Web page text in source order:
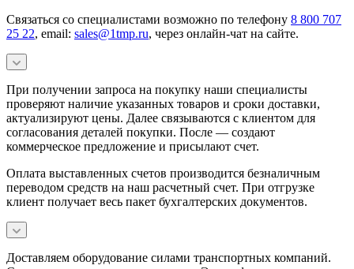
Связаться со специалистами возможно по телефону 8 800 707
25 22, email: sales@1tmp.ru, через онлайн-чат на сайте.
При получении запроса на покупку наши специалисты
проверяют наличие указанных товаров и сроки доставки,
актуализируют цены. Далее связываются с клиентом для
согласования деталей покупки. После — создают
коммерческое предложение и присылают счет.
Оплата выставленных счетов производится безналичным
переводом средств на наш расчетный счет. При отгрузке
клиент получает весь пакет бухгалтерских документов.
Доставляем оборудование силами транспортных компаний.